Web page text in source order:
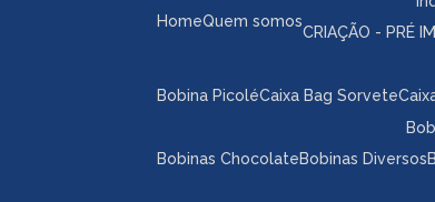
Home Quem somos
CRIAÇÃO - PRÉ
Bobina Picolé
Caixa Bag Sorvete
Bobinas Chocolate
Bobinas Diversos